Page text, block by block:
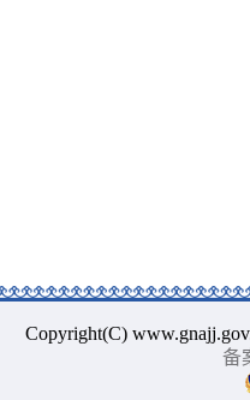
Copyright(C)
备